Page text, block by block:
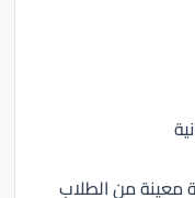
من الطلاب